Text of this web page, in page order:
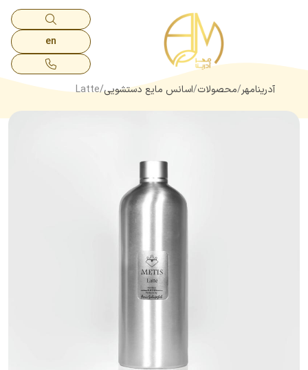
en
آدرینامهر محصولات اسانس مایع دستشویی Latte